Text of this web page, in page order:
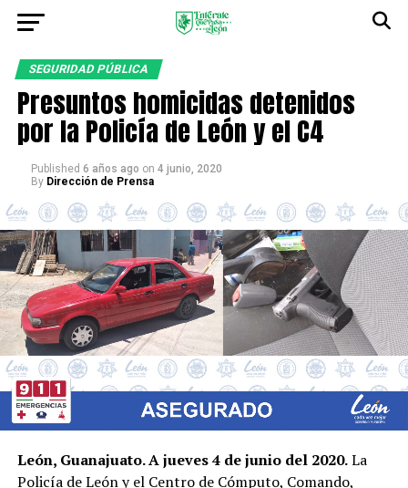
SEGURIDAD PÚBLICA
Presuntos homicidas detenidos
por la Policía de León y el C4
Published 6 años ago on 4 junio, 2020
By Dirección de Prensa
León, Guanajuato. A jueves 4 de junio del 2020.La
Policía de León y el Centro de Cómputo, Comando,